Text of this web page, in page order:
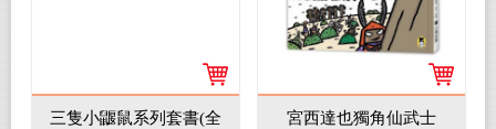
三隻小鼴鼠系列套書(全
宮西達也獨角仙武士